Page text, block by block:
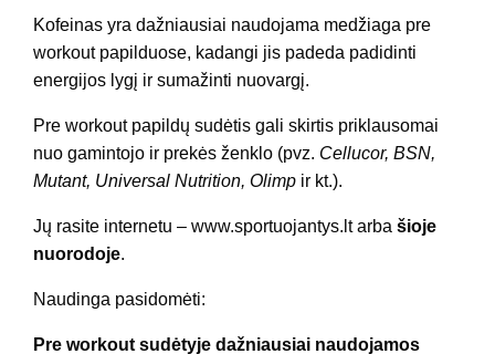
Kofeinas yra dažniausiai naudojama medžiaga pre
workout papilduose, kadangi jis padeda padidinti
energijos lygį ir sumažinti nuovargį.
Pre workout papildų sudėtis gali skirtis priklausomai
nuo gamintojo ir prekės ženklo (pvz. Cellucor, BSN,
Mutant, Universal Nutrition, Olimp ir kt.).
Jų rasite internetu – www.sportuojantys.lt arba šioje
nuorodoje.
Naudinga pasidomėti:
Pre workout sudėtyje dažniausiai naudojamos